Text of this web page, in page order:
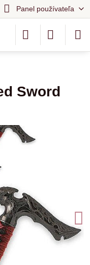
Panel používateľa
Sword